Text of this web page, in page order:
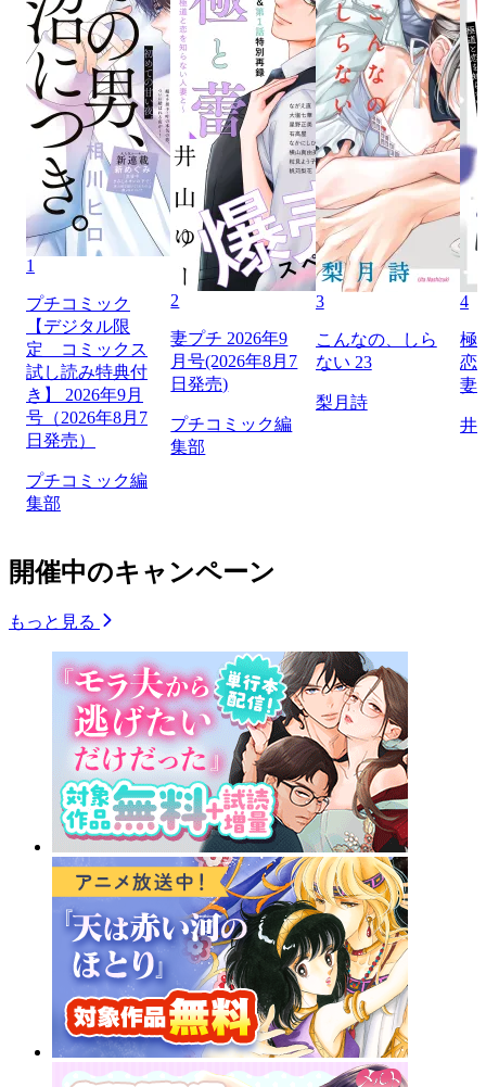
1
プチコミック
【デジタル限
定 コミックス
試し読み特典付
き】 2026年9月
号（2026年8月7
日発売）
プチコミック編
集部
2
妻プチ 2026年9
月号(2026年8月7
日発売)
プチコミック編
集部
3
こんなの、しら
ない 23
梨月詩
4
極
恋
妻
井
開催中のキャンペーン
もっと見る